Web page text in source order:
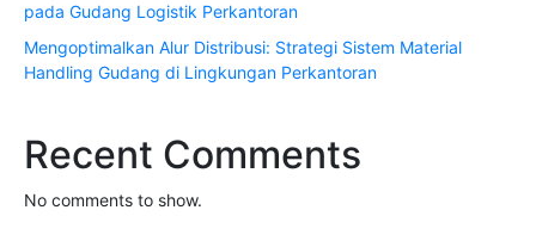
pada Gudang Logistik Perkantoran
Mengoptimalkan Alur Distribusi: Strategi Sistem Material
Handling Gudang di Lingkungan Perkantoran
Recent Comments
No comments to show.